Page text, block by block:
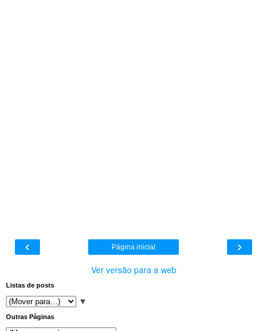
‹ ›
Página inicial
Ver versão para a web
Listas de posts
▼
Outras Páginas